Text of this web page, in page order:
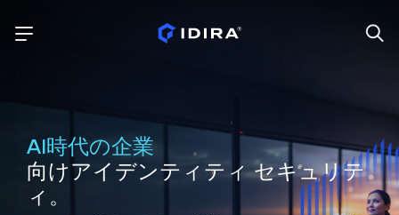
AI時代の企業
向けアイデンティティ セキュリテ
ィ。